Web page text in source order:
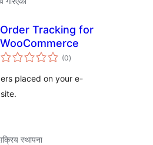
Order Tracking for
WooCommerce
(0कुल
रेटिङ्गहरू
)
placed on your e-
स्थापना